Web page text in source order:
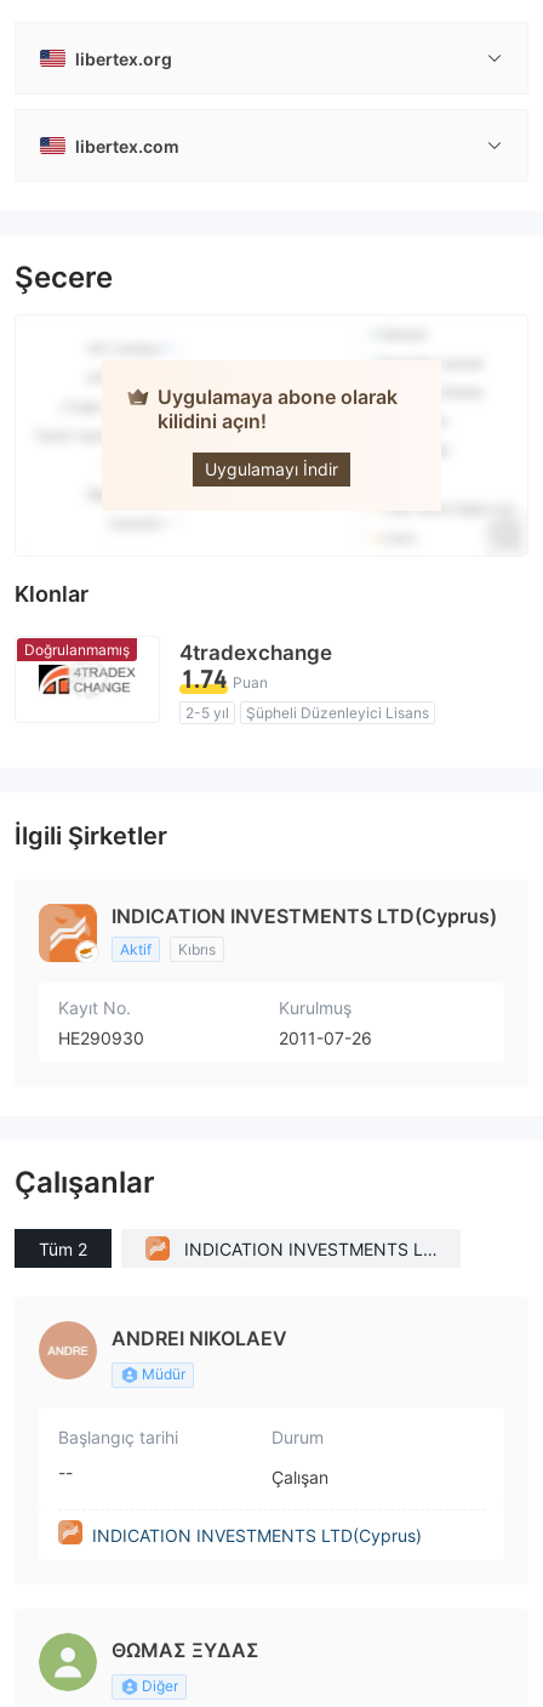
libertex.org
libertex.com
Şecere
Uygulamaya abone olarak
kilidini açın!
Uygulamayı İndir
Klonlar
Doğrulanmamış 4tradexchange
1.74 Puan
2-5 yıl
Şüpheli Düzenleyici Lisans
İlgili Şirketler
INDICATION INVESTMENTS LTD(Cyprus)
Aktif Kıbrıs
Kayıt No.
HE290930
Kurulmuş
2011-07-26
Çalışanlar
Tüm 2
INDICATION INVESTMENTS LT
ANDREI NIKOLAEV
Müdür
Başlangıç tarihi
--
Durum
Çalışan
INDICATION INVESTMENTS LTD(Cyprus)
ΘΩΜΑΣ ΞΥΔΑΣ
Diğer